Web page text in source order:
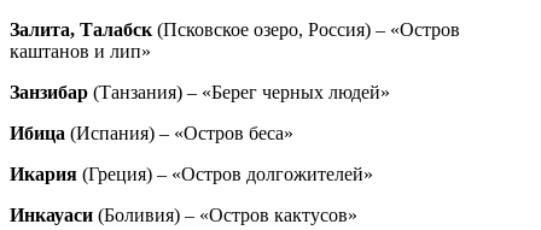
Залита, Талабск (Псковское озеро, Россия) – «Остров
каштанов и лип»
Занзибар (Танзания) – «Берег черных людей»
Ибица (Испания) – «Остров беса»
Икария (Греция) – «Остров долгожителей»
Инкауаси (Боливия) – «Остров кактусов»